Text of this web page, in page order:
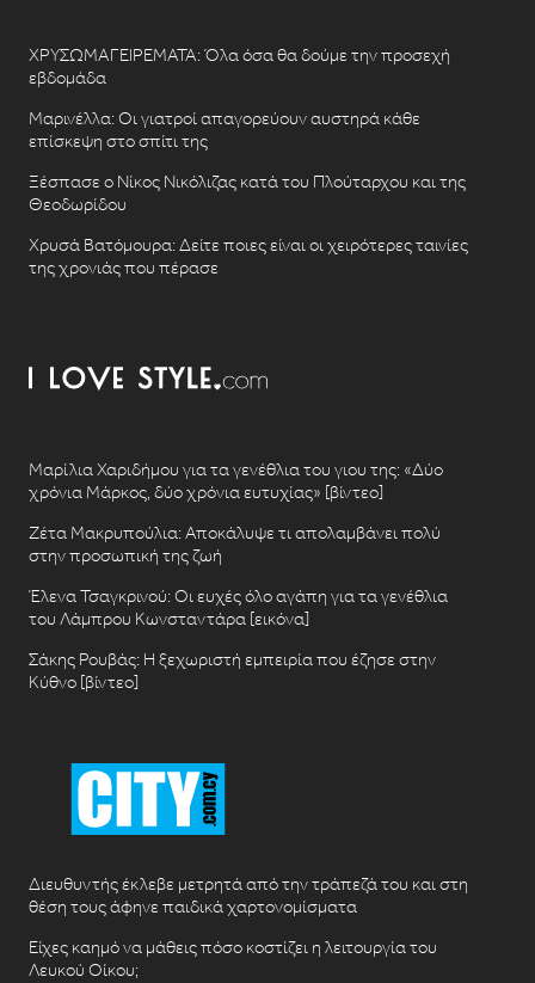
ΧΡΥΣΩΜΑΓΕΙΡΕΜΑΤΑ: Όλα όσα θα δούμε την προσεχή
εβδομάδα
Μαρινέλλα: Οι γιατροί απαγορεύουν αυστηρά κάθε
επίσκεψη στο σπίτι της
Ξέσπασε ο Νίκος Νικόλιζας κατά του Πλούταρχου και της
Θεοδωρίδου
Χρυσά Βατόμουρα: Δείτε ποιες είναι οι χειρότερες ταινίες
της χρονιάς που πέρασε
Μαρίλια Χαριδήμου για τα γενέθλια του γιου της: «Δύο
χρόνια Μάρκος, δύο χρόνια ευτυχίας» [βίντεο]
Ζέτα Μακρυπούλια: Αποκάλυψε τι απολαμβάνει πολύ
στην προσωπική της ζωή
Έλενα Τσαγκρινού: Οι ευχές όλο αγάπη για τα γενέθλια
του Λάμπρου Κωνσταντάρα [εικόνα]
Σάκης Ρουβάς: Η ξεχωριστή εμπειρία που έζησε στην
Κύθνο [βίντεο]
Διευθυντής έκλεβε μετρητά από την τράπεζά του και στη
θέση τους άφηνε παιδικά χαρτονομίσματα
Είχες καημό να μάθεις πόσο κοστίζει η λειτουργία του
Λευκού Οίκου;